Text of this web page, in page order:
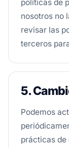
políticas de
nosotros no
revisar las
terceros
5.
Podemos
prácticas de